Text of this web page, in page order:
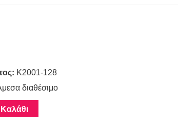
K2001-128
διαθέσιμο